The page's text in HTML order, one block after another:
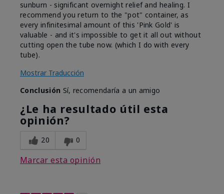
sunburn - significant overnight relief and healing. I
recommend you return to the "pot" container, as
every infinitesimal amount of this 'Pink Gold' is
valuable - and it's impossible to get it all out without
cutting open the tube now. (which I do with every
tube).
Mostrar Traducción
Conclusión Sí, recomendaría a un amigo
¿Le ha resultado útil esta
opinión?
20 0
Marcar esta opinión